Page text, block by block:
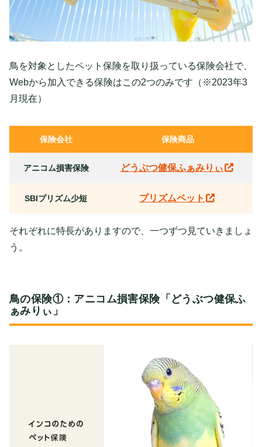
鳥を対象としたペット保険を取り扱っている保険会社で、
Webから加入できる保険はこの2つのみです（※2023年3
月現在）
保険会社 保険商品
アニコム損害保険 どうぶつ健保ふぁみりぃ
SBIプリズム少短 プリズムペット
それぞれに特長がありますので、一つずつ見ていきましょ
う。
鳥の保険①：アニコム損害保険「どうぶつ健保ふ
ぁみりぃ」